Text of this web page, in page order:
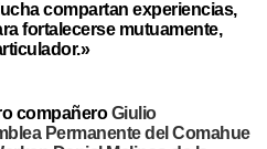
compartan experiencias,
fortalecerse mutuamente,
compañeroGiulio
Permanente del Comahue